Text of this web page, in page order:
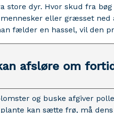
store dyr. Hvor skud fra
eller græsset ned
fælder en hassel, vil den
afsløre om
og buske afgiver
kan sætte frø, må